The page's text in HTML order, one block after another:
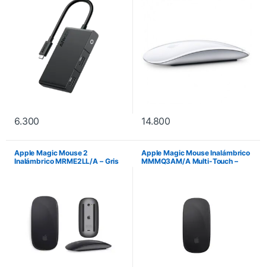
6.300 14.800
Apple Magic Mouse 2
Inalámbrico MRME2LL/A – Gris
Apple Magic Mouse Inalámbrico
MMMQ3AM/A Multi-Touch –